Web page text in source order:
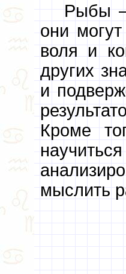
Рыбы
они
воля и
других
и
Кроме
мыслить